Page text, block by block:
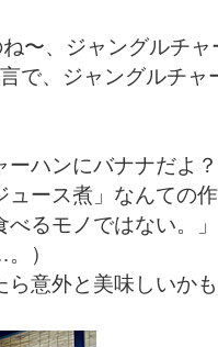
〜、ジャングルチ
で、ジャングルチ
ハンにバナナだよ？
ース煮」なんての
べるモノではない。
）
ら意外と美味しいか